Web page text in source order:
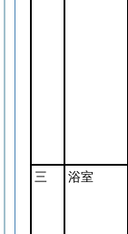
三
浴室